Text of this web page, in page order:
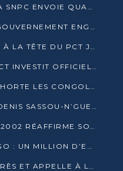
BOURSES D’EXCELLENCE : LA SNPC ENVOIE QUATRE NOUVEAUX TALENTS CONGOLAIS SE FORMER À BAKOU
MARCHÉS DOMANIAUX : LE GOUVERNEMENT ENGAGE LA STRUCTURATION DES TAXES D’ASSAINISSEMENT
PIERRE MOUSSA RECONDUIT À LA TÊTE DU PCT JUSQU’EN 2031
PRÉSIDENTIELLE 2026 : LE PCT INVESTIT OFFICIELLEMENT DENIS SASSOU NGUESSO
DENIS SASSOU-N’GUESSO EXHORTE LES CONGOLAIS À L’UNITÉ ET AU FAIR-PLAY DÉMOCRATIQUE EN 2026
RÉVEILLON D’ARMES 2025 : DENIS SASSOU-N’GUESSO GARANTIT DES ÉLECTIONS 2026 PAISIBLES ET SÉCURISÉES
CONGRÈS DU PCT : LE CLUB 2002 RÉAFFIRME SON SOUTIEN À DENIS SASSOU-N’GUESSO POUR 2026
ENTREPRENEURIAT AU CONGO : UN MILLION D’EUROS POUR FINANCER LES STARTUPS DÈS 2026
LE PCT OUVRE SON 6ᵉ CONGRÈS ET APPELLE À LA CANDIDATURE DE DENIS SASSOU NGUESSO